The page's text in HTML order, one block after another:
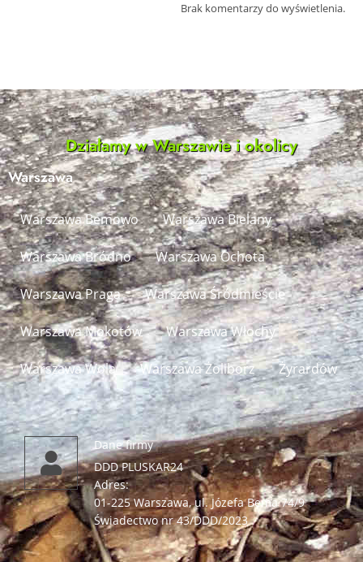
Brak komentarzy do wyświetlenia.
Działamy w Warszawie i okolicy
Warszawa
Warszawa Bemowo Warszawa Bielany
Warszawa Bródno Warszawa Ochota
Warszawa Praga Warszawa Śródmieście
Warszawa Mokotów Warszawa Włochy
Warszawa Wola​ Warszawa Żoliborz Żyrardów
Dane firmy
DDD PLUSKAR24
Adres:
01-225 Warszawa, ul. Józefa Bema 74/9
Świadectwo nr 43/DDD/2023